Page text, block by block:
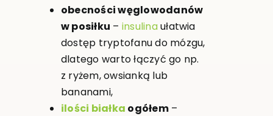
obecności węglowodanów
w posiłku – insulinaułatwia
dostęp tryptofanu do mózgu,
dlatego warto łączyć go np.
z ryżem, owsianką lub
bananami,
ilości białka ogółem–